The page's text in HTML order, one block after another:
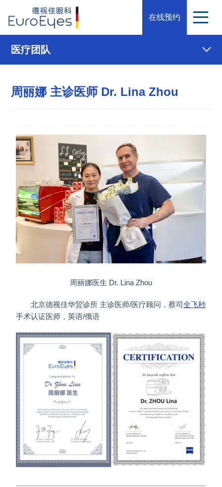
在线预约
医疗团队
周丽娜 主诊医师 Dr. Lina Zhou
周丽娜医生 Dr. Lina Zhou
北京德视佳华贸诊所 主诊医师/医疗顾问，蔡司全飞秒
手术认证医师，英语/俄语